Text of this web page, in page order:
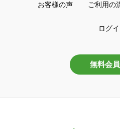
お客様の声 ご利用の
ログ
無料会